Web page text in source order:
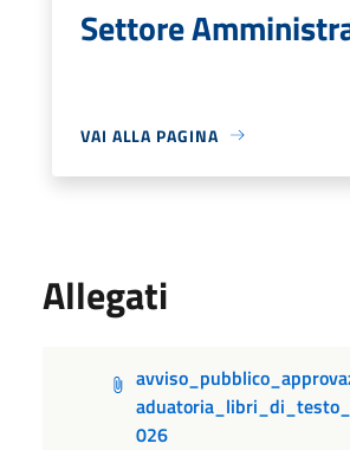
Settore
VAI ALLA PAGINA
Allegati
026